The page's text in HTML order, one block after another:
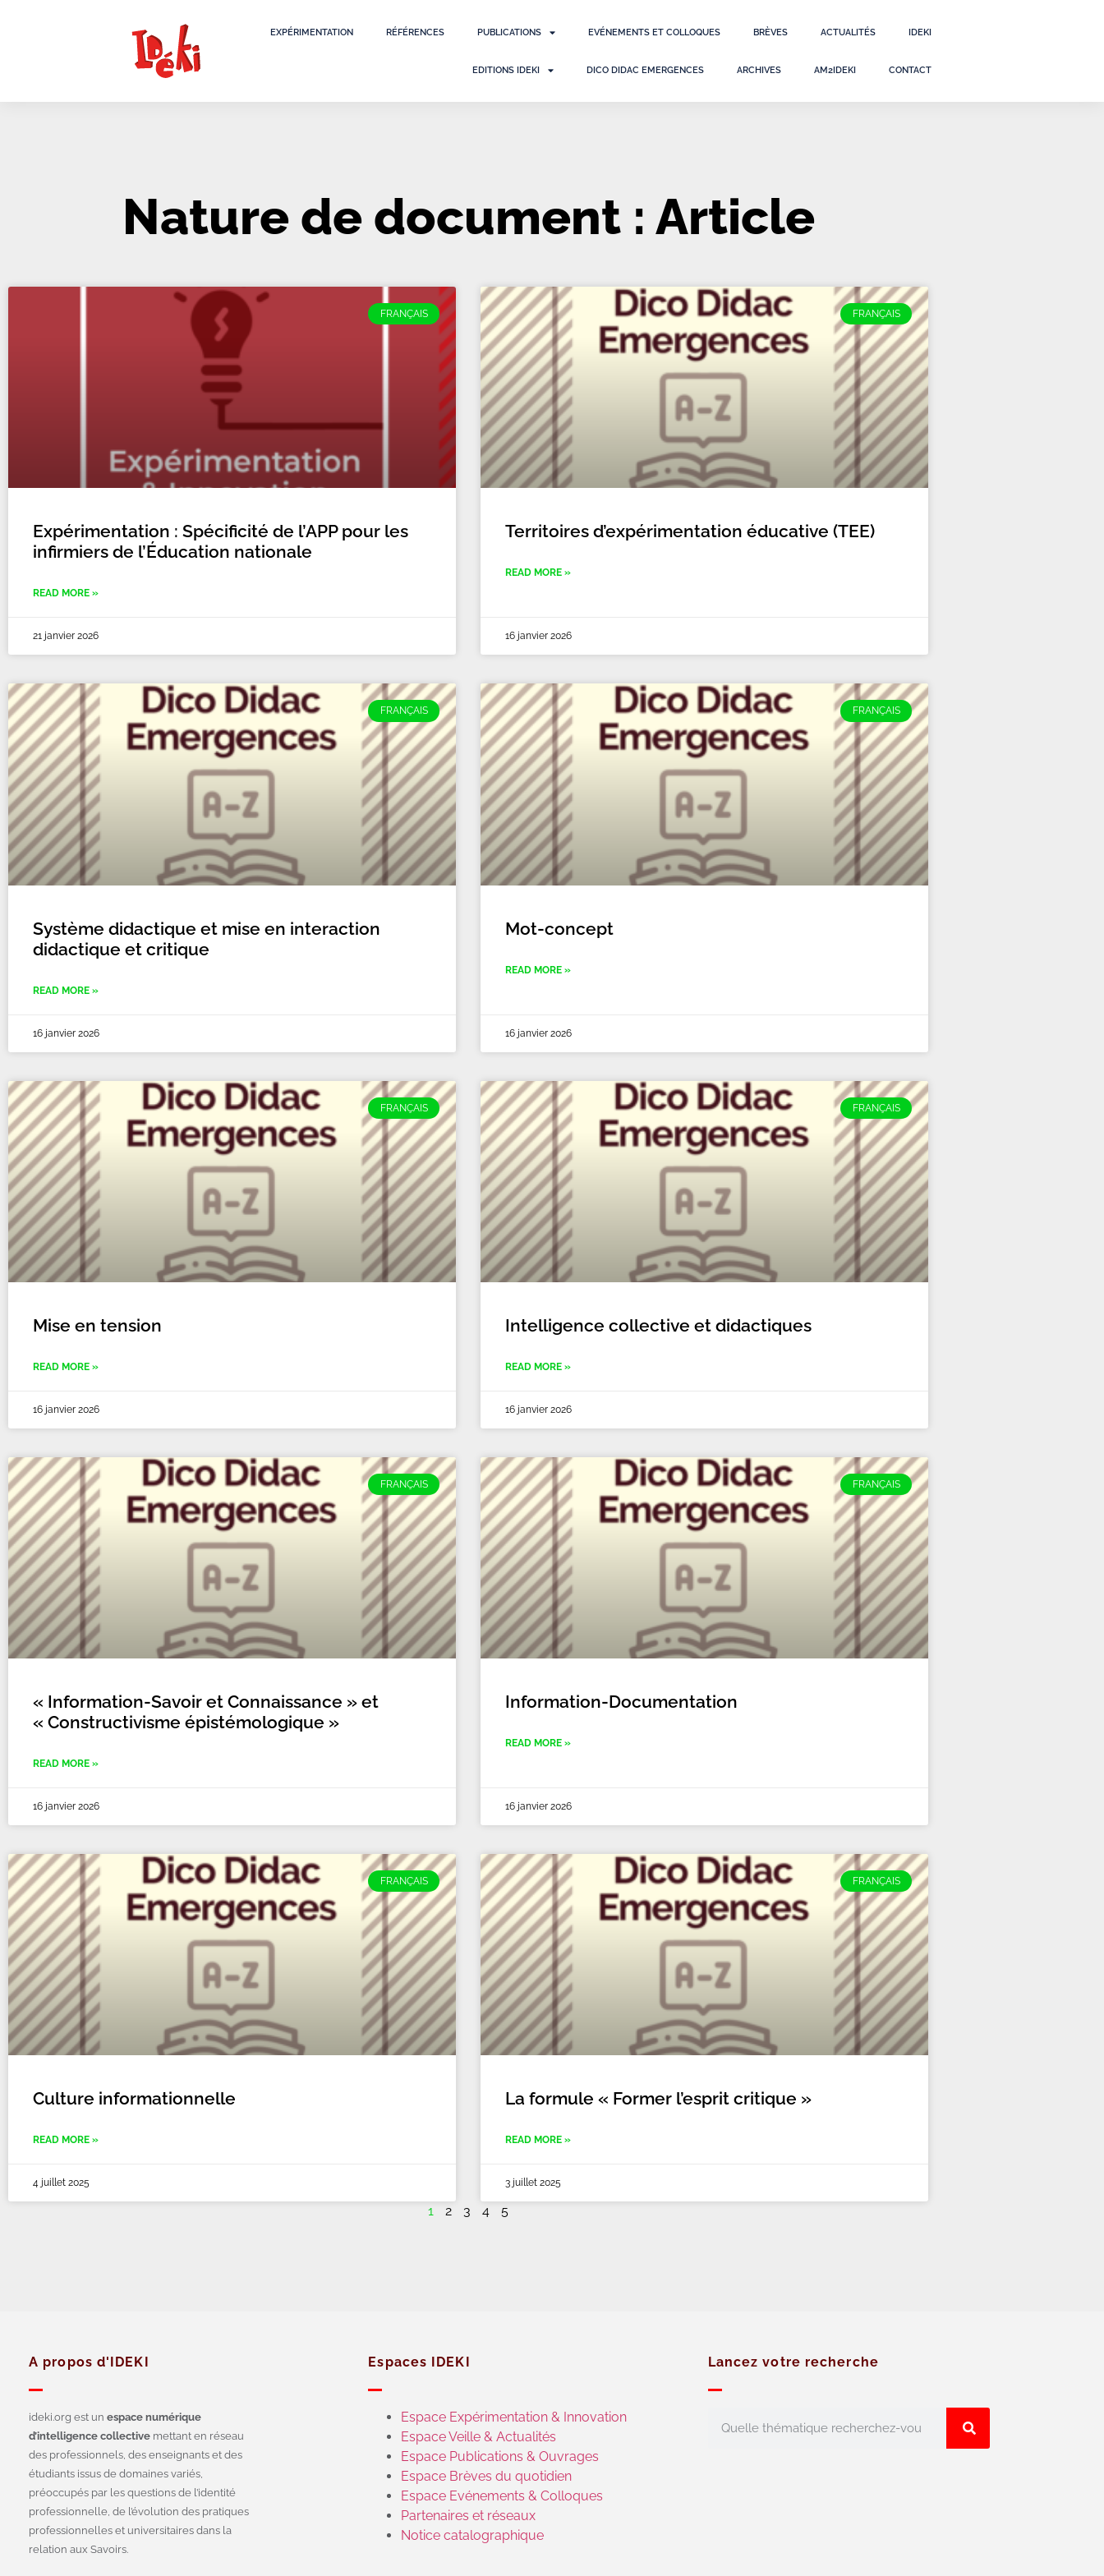
EXPÉRIMENTATION RÉFÉRENCES PUBLICATIONS EVÉNEMENTS ET COLLOQUES BRÈVES ACTUALITÉS IDEKI
EDITIONS IDEKI DICO DIDAC EMERGENCES ARCHIVES AM2IDEKI CONTACT
Nature de document : Article
FRANÇAIS
Expérimentation : Spécificité de l’APP pour les
infirmiers de l’Éducation nationale
READ MORE »
21 janvier 2026
FRANÇAIS
Territoires d’expérimentation éducative (TEE)
READ MORE »
16 janvier 2026
FRANÇAIS
Système didactique et mise en interaction
didactique et critique
READ MORE »
16 janvier 2026
FRANÇAIS
Mot-concept
READ MORE »
16 janvier 2026
FRANÇAIS
Mise en tension
READ MORE »
16 janvier 2026
FRANÇAIS
Intelligence collective et didactiques
READ MORE »
16 janvier 2026
FRANÇAIS
« Information-Savoir et Connaissance » et
« Constructivisme épistémologique »
READ MORE »
16 janvier 2026
FRANÇAIS
Information-Documentation
READ MORE »
16 janvier 2026
FRANÇAIS
Culture informationnelle
READ MORE »
4 juillet 2025
FRANÇAIS
La formule « Former l’esprit critique »
READ MORE »
3 juillet 2025
1 2 3 4 5
A propos d'IDEKI
ideki.org est un espace numérique
d’intelligence collective mettant en réseau
des professionnels, des enseignants et des
étudiants issus de domaines variés,
préoccupés par les questions de l’identité
professionnelle, de l’évolution des pratiques
professionnelles et universitaires dans la
relation aux Savoirs.
Espaces IDEKI
Espace Expérimentation & Innovation
Espace Veille & Actualités
Espace Publications & Ouvrages
Espace Brèves du quotidien
Espace Evénements & Colloques
Partenaires et réseaux
Notice catalographique
Lancez votre recherche